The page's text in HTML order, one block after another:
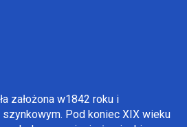
założona w1842 roku i
Pod koniec XIX wieku